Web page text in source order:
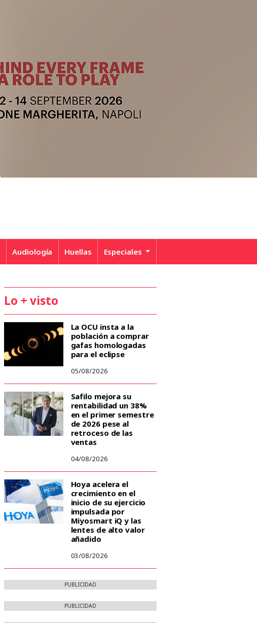
Audiología Huellas Especiales
Lo + visto
La OCU insta a la
población a comprar
gafas homologadas
para el eclipse
05/08/2026
Safilo mejora su
rentabilidad un 38%
en el primer semestre
de 2026 pese al
retroceso de las
ventas
04/08/2026
Hoya acelera el
crecimiento en el
inicio de su ejercicio
impulsada por
Miyosmart iQ y las
lentes de alto valor
añadido
03/08/2026
PUBLICIDAD
PUBLICIDAD